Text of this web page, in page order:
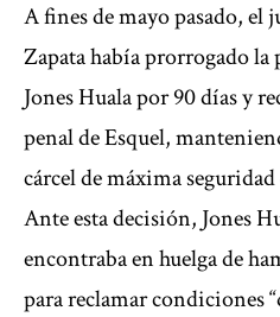
A fines de mayo pasado, el
Zapata había prorrogadola
Jones Huala por 90 díasy
penal de Esquel,
cárcel de máxima
Ante esta decisión, Jones
encontraba en huelga de
para reclamar condiciones